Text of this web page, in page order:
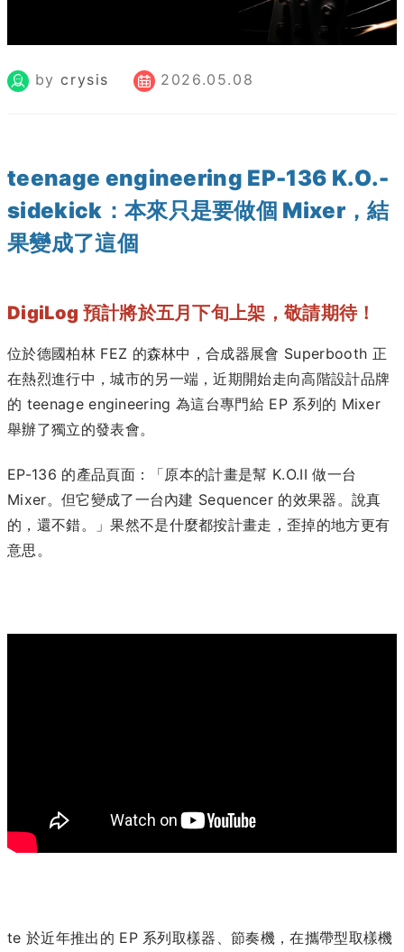
bycrysis 2026.05.08
teenage engineering EP-136 K.O.-
sidekick：本來只是要做個 Mixer，結
果變成了這個
DigiLog 預計將於五月下旬上架，敬請期待！
位於德國柏林 FEZ 的森林中，合成器展會 Superbooth 正
在熱烈進行中，城市的另一端，近期開始走向高階設計品牌
的 teenage engineering 為這台專門給 EP 系列的 Mixer
舉辦了獨立的發表會。
EP-136 的產品頁面：「原本的計畫是幫 K.O.II 做一台
Mixer。但它變成了一台內建 Sequencer 的效果器。說真
的，還不錯。」果然不是什麼都按計畫走，歪掉的地方更有
意思。
te 於近年推出的 EP 系列取樣器、節奏機，在攜帶型取樣機